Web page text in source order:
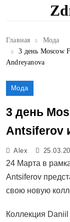
Главная
Мода
3 день Moscow
Andreyanova
Мода
3 день
Antsiferov
Alex
24 Марта в
Antsiferov
свою новую
Коллекция